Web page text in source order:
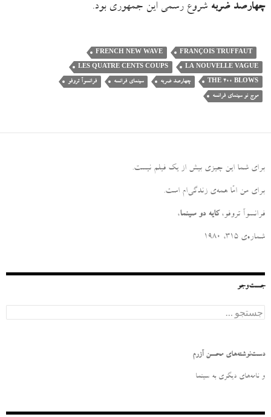
چهارصد ضربه شروع رسمی این جمهوری بود.
FRANÇOIS TRUFFAUT
FRENCH NEW WAVE
LA NOUVELLE VAGUE
LES QUATRE CENTS COUPS
THE 400 BLOWS چهارصد ضربه سینمای فرانسه فرانسوآ تروفو
موج نو سینمای فرانسه
برای شما این چیزی بیش از یک فیلم نیست.
برای من امّا همه‌ی زندگی‌ام است.
فرانسوآ تروفو، کایه دو سینما،
شماره‌ی ۳۱۵، ۱۹۸۰
جست‌وجو
ج
س
و
ر
دست‌نوشته‌های محسن آزرم
و نامه‌‌های دیگری به سینما